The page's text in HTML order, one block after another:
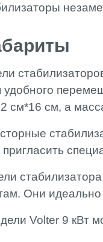
удобного
см, а
Они
Volter 9 кВт